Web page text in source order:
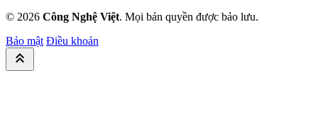
© 2026 Công Nghệ Việt. Mọi bản quyền được bảo lưu.
Bảo mật Điều khoản
keyboard_double_arrow_up